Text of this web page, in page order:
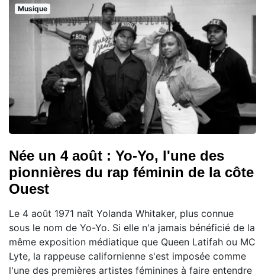
Musique
Née un 4 août : Yo-Yo, l'une des
pionnières du rap féminin de la côte
Ouest
Le 4 août 1971 naît Yolanda Whitaker, plus connue
sous le nom de Yo-Yo. Si elle n'a jamais bénéficié de la
même exposition médiatique que Queen Latifah ou MC
Lyte, la rappeuse californienne s'est imposée comme
l'une des premières artistes féminines à faire entendre